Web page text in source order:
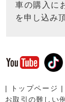
車の購入に
を申し込み
| トップページ |
お取引の難しい例